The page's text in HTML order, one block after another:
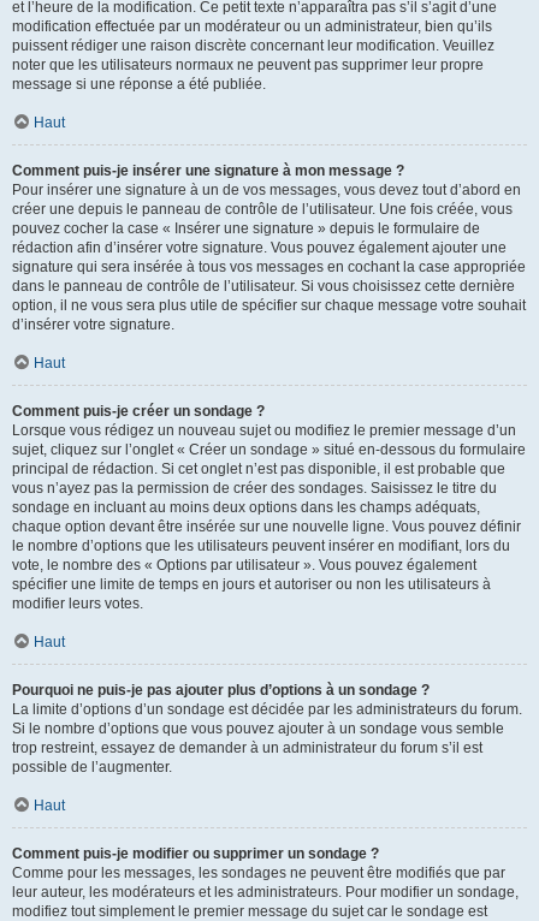
et l’heure de la modification. Ce petit texte n’apparaîtra pas s’il s’agit d’une
modification effectuée par un modérateur ou un administrateur, bien qu’ils
puissent rédiger une raison discrète concernant leur modification. Veuillez
noter que les utilisateurs normaux ne peuvent pas supprimer leur propre
message si une réponse a été publiée.
Haut
Comment puis-je insérer une signature à mon message ?
Pour insérer une signature à un de vos messages, vous devez tout d’abord en
créer une depuis le panneau de contrôle de l’utilisateur. Une fois créée, vous
pouvez cocher la case « Insérer une signature » depuis le formulaire de
rédaction afin d’insérer votre signature. Vous pouvez également ajouter une
signature qui sera insérée à tous vos messages en cochant la case appropriée
dans le panneau de contrôle de l’utilisateur. Si vous choisissez cette dernière
option, il ne vous sera plus utile de spécifier sur chaque message votre souhait
d’insérer votre signature.
Haut
Comment puis-je créer un sondage ?
Lorsque vous rédigez un nouveau sujet ou modifiez le premier message d’un
sujet, cliquez sur l’onglet « Créer un sondage » situé en-dessous du formulaire
principal de rédaction. Si cet onglet n’est pas disponible, il est probable que
vous n’ayez pas la permission de créer des sondages. Saisissez le titre du
sondage en incluant au moins deux options dans les champs adéquats,
chaque option devant être insérée sur une nouvelle ligne. Vous pouvez définir
le nombre d’options que les utilisateurs peuvent insérer en modifiant, lors du
vote, le nombre des « Options par utilisateur ». Vous pouvez également
spécifier une limite de temps en jours et autoriser ou non les utilisateurs à
modifier leurs votes.
Haut
Pourquoi ne puis-je pas ajouter plus d’options à un sondage ?
La limite d’options d’un sondage est décidée par les administrateurs du forum.
Si le nombre d’options que vous pouvez ajouter à un sondage vous semble
trop restreint, essayez de demander à un administrateur du forum s’il est
possible de l’augmenter.
Haut
Comment puis-je modifier ou supprimer un sondage ?
Comme pour les messages, les sondages ne peuvent être modifiés que par
leur auteur, les modérateurs et les administrateurs. Pour modifier un sondage,
modifiez tout simplement le premier message du sujet car le sondage est